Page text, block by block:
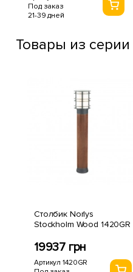
Под заказ
21-39 дней
Товары из серии
Столбик Norlys
Stockholm Wood 1420GR
19937 грн
Артикул 1420GR